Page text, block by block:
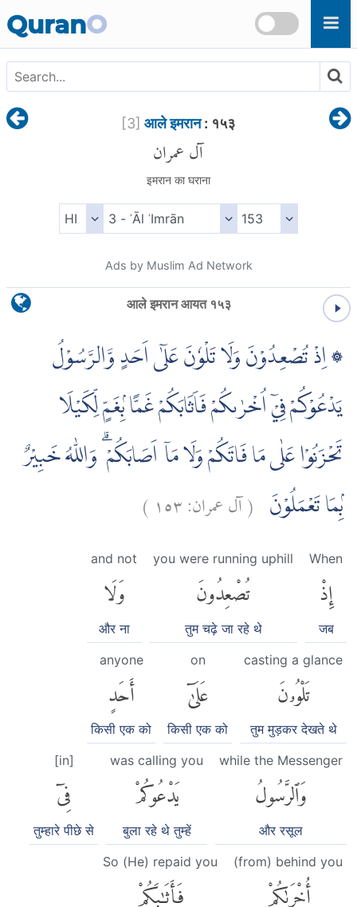
QuranO
[3] आले इमरान: १५३
آل عمران
इमरान का घराना
Ads by Muslim Ad Network
आले इमरान आयत १५३
۞ اِذْ تُصْعِدُوْنَ وَلَا تَلْوٗنَ عَلٰٓى اَحَدٍ وَّالرَّسُوْلُ
يَدْعُوْكُمْ فِيْٓ اُخْرٰىكُمْ فَاَثَابَكُمْ غَمًّا ۢبِغَمٍّ لِّكَيْلَا
تَحْزَنُوْا عَلٰى مَا فَاتَكُمْ وَلَا مَآ اَصَابَكُمْ ۗ وَاللّٰهُ خَبِيْرٌ
ۢبِمَا تَعْمَلُوْنَ (آل عمران:١٥٣ )
When
إِذْ
जब
you were running uphill
تُصْعِدُونَ
तुम चढ़े जा रहे थे
and not
وَلَا
और ना
casting a glance
تَلْوُۥنَ
तुम मुड़कर देखते थे
on
عَلَىٰٓ
किसी एक को
anyone
أَحَدٍ
किसी एक को
while the Messenger
وَٱلرَّسُولُ
और रसूल
was calling you
يَدْعُوكُمْ
बुला रहे थे तुम्हें
[in]
فِىٓ
तुम्हारे पीछे से
(from) behind you
أُخْرَىٰكُمْ
So (He) repaid you
فَأَثَٰبَكُمْ